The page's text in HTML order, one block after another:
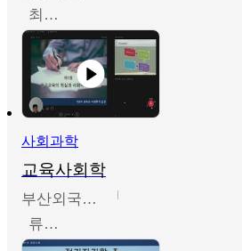
최진오
사회과학
교육사회학
부산외국어대학교
류영철